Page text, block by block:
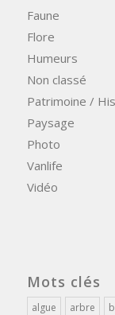
Faune
Flore
Humeurs
Non classé
Patrimoine /
Paysage
Photo
Vanlife
Vidéo
Mots clés
algue arbre